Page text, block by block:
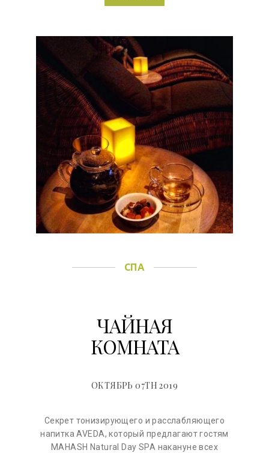
СПА
ЧАЙНАЯ
КОМНАТА
ОКТЯБРЬ 07TH 2019
Секрет тонизирующего и расслабляющего
напитка AVEDA, который предлагают гостям
MAHASH Natural Day SPA накануне всех